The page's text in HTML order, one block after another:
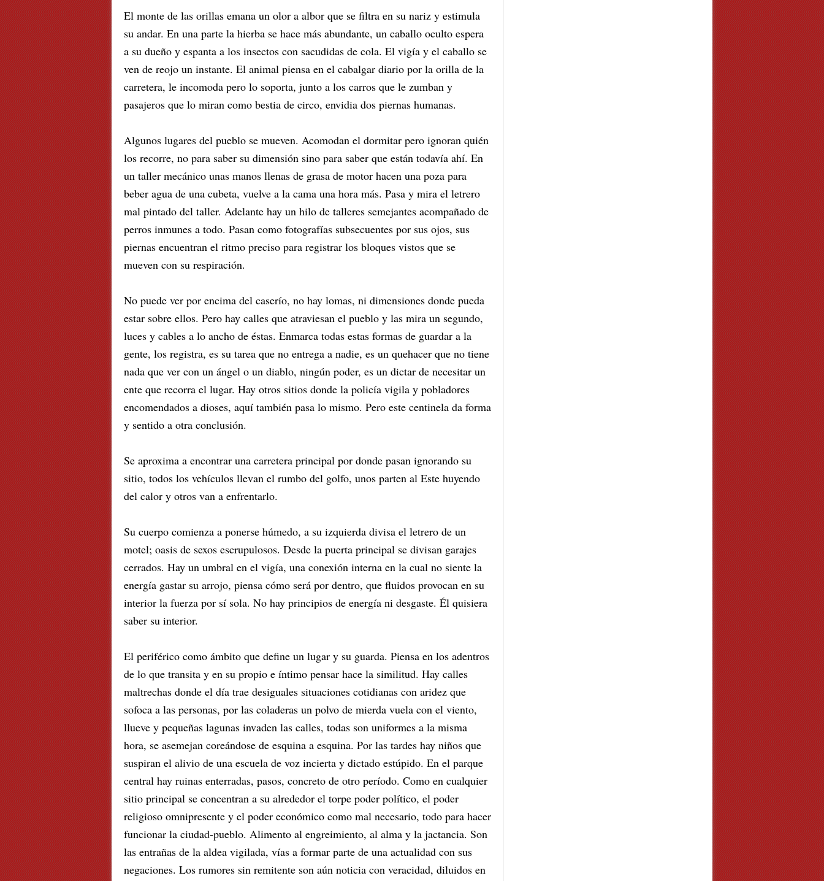
El monte de las orillas emana un olor a albor que se filtra en su nariz y estimula
su andar. En una parte la hierba se hace más abundante, un caballo oculto espera
a su dueño y espanta a los insectos con sacudidas de cola. El vigía y el caballo se
ven de reojo un instante. El animal piensa en el cabalgar diario por la orilla de la
carretera, le incomoda pero lo soporta, junto a los carros que le zumban y
pasajeros que lo miran como bestia de circo, envidia dos piernas humanas.
Algunos lugares del pueblo se mueven. Acomodan el dormitar pero ignoran quién
los recorre, no para saber su dimensión sino para saber que están todavía ahí. En
un taller mecánico unas manos llenas de grasa de motor hacen una poza para
beber agua de una cubeta, vuelve a la cama una hora más. Pasa y mira el letrero
mal pintado del taller. Adelante hay un hilo de talleres semejantes acompañado de
perros inmunes a todo. Pasan como fotografías subsecuentes por sus ojos, sus
piernas encuentran el ritmo preciso para registrar los bloques vistos que se
mueven con su respiración.
No puede ver por encima del caserío, no hay lomas, ni dimensiones donde pueda
estar sobre ellos. Pero hay calles que atraviesan el pueblo y las mira un segundo,
luces y cables a lo ancho de éstas. Enmarca todas estas formas de guardar a la
gente, los registra, es su tarea que no entrega a nadie, es un quehacer que no tiene
nada que ver con un ángel o un diablo, ningún poder, es un dictar de necesitar un
ente que recorra el lugar. Hay otros sitios donde la policía vigila y pobladores
encomendados a dioses, aquí también pasa lo mismo. Pero este centinela da forma
y sentido a otra conclusión.
Se aproxima a encontrar una carretera principal por donde pasan ignorando su
sitio, todos los vehículos llevan el rumbo del golfo, unos parten al Este huyendo
del calor y otros van a enfrentarlo.
Su cuerpo comienza a ponerse húmedo, a su izquierda divisa el letrero de un
motel; oasis de sexos escrupulosos. Desde la puerta principal se divisan garajes
cerrados. Hay un umbral en el vigía, una conexión interna en la cual no siente la
energía gastar su arrojo, piensa cómo será por dentro, que fluidos provocan en su
interior la fuerza por sí sola. No hay principios de energía ni desgaste. Él quisiera
saber su interior.
El periférico como ámbito que define un lugar y su guarda. Piensa en los adentros
de lo que transita y en su propio e íntimo pensar hace la similitud. Hay calles
maltrechas donde el día trae desiguales situaciones cotidianas con aridez que
sofoca a las personas, por las coladeras un polvo de mierda vuela con el viento,
llueve y pequeñas lagunas invaden las calles, todas son uniformes a la misma
hora, se asemejan coreándose de esquina a esquina. Por las tardes hay niños que
suspiran el alivio de una escuela de voz incierta y dictado estúpido. En el parque
central hay ruinas enterradas, pasos, concreto de otro período. Como en cualquier
sitio principal se concentran a su alrededor el torpe poder político, el poder
religioso omnipresente y el poder económico como mal necesario, todo para hacer
funcionar la ciudad-pueblo. Alimento al engreimiento, al alma y la jactancia. Son
las entrañas de la aldea vigilada, vías a formar parte de una actualidad con sus
negaciones. Los rumores sin remitente son aún noticia con veracidad, diluidos en